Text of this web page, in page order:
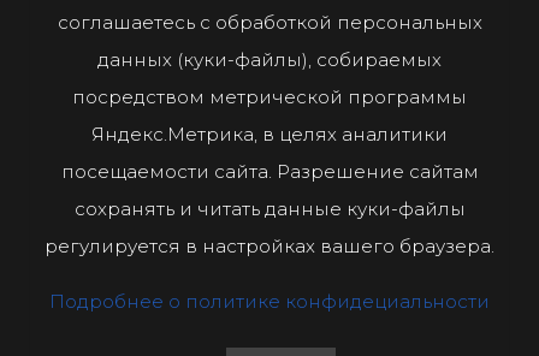
соглашаетесь с обработкой персональных
данных (куки-файлы), собираемых
посредством метрической программы
Яндекс.Метрика, в целях аналитики
посещаемости сайта. Разрешение сайтам
сохранять и читать данные куки-файлы
регулируется в настройках вашего браузера.
Подробнее о политике конфидециальности